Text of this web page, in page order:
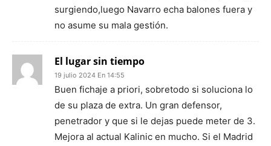
surgiendo,luego Navarro echa balones fuera y
no asume su mala gestión.
El lugar sin tiempo
19 julio 2024 En 14:55
Buen fichaje a priori, sobretodo si soluciona lo
de su plaza de extra. Un gran defensor,
penetrador y que si le dejas puede meter de 3.
Mejora al actual Kalinic en mucho. Si el Madrid